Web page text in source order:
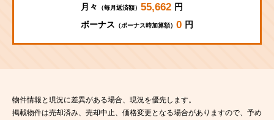
月々 （毎月返済額） 55,662 円
ボーナス （ボーナス時加算額） 0 円
物件情報と現況に差異がある場合、現況を優先します。
掲載物件は売却済み、売却中止、価格変更となる場合がありますので、予め